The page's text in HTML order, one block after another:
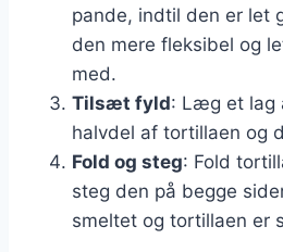
pande, indtil den er let
den mere fleksibel og
med.
Tilsæt fyld: Læg et lag
halvdel af tortillaen og
Fold og steg: Fold
steg den på begge
smeltet og tortillaen er